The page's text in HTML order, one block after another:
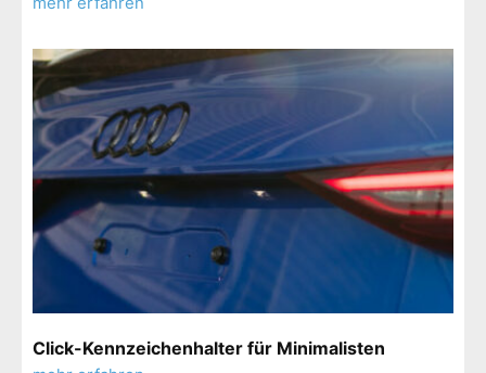
Click-Kennzeichenhalter für Minimalisten